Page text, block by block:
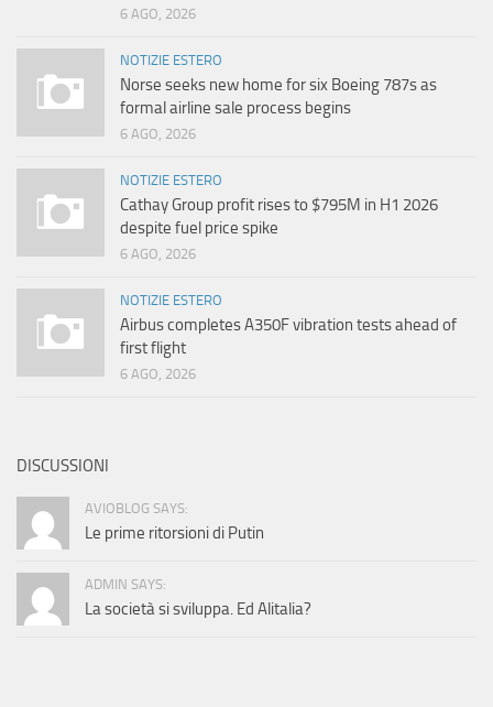
6 AGO, 2026
NOTIZIE ESTERO
Norse seeks new home for six Boeing 787s as
formal airline sale process begins
6 AGO, 2026
NOTIZIE ESTERO
Cathay Group profit rises to $795M in H1 2026
despite fuel price spike
6 AGO, 2026
NOTIZIE ESTERO
Airbus completes A350F vibration tests ahead of
first flight
6 AGO, 2026
DISCUSSIONI
AVIOBLOG SAYS:
Le prime ritorsioni di Putin
ADMIN SAYS:
La società si sviluppa. Ed Alitalia?